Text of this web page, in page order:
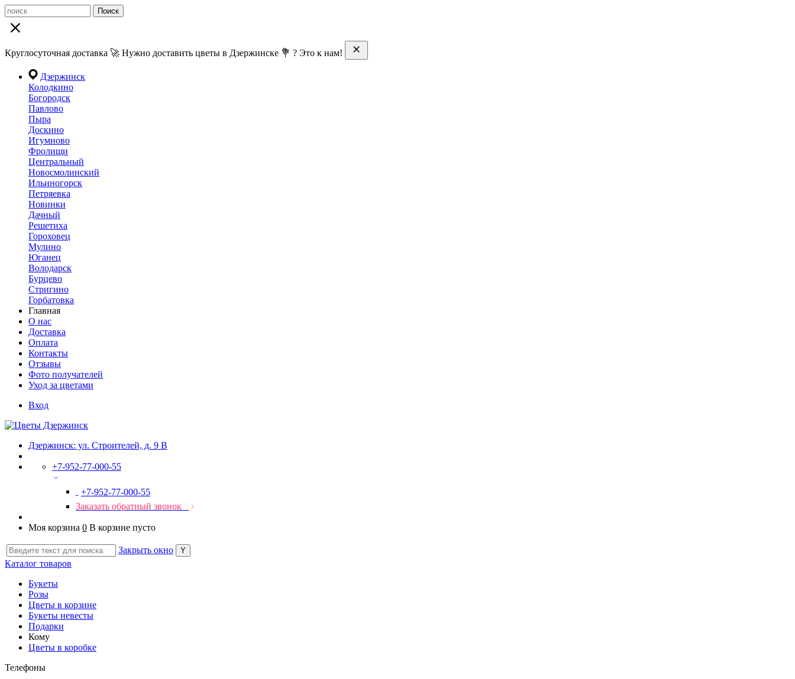
Поиск
Круглосуточная доставка 🚀 Нужно доставить цветы в Дзержинске 💐 ? Это к нам!
Дзержинск
Колодкино
Богородск
Павлово
Пыра
Доскино
Игумново
Фролищи
Центральный
Новосмолинский
Ильиногорск
Петряевка
Новинки
Дачный
Решетиха
Гороховец
Мулино
Юганец
Володарск
Бурцево
Стригино
Горбатовка
Главная
О нас
Доставка
Оплата
Контакты
Отзывы
Фото получателей
Уход за цветами
Вход
Дзержинск: ул. Строителей, д. 9 В
+7-952-77-000-55
+7-952-77-000-55
Заказать обратный звонок
Моя корзина 0 В корзине пусто
Закрыть окно
Каталог товаров
Букеты
Розы
Цветы в корзине
Букеты невесты
Подарки
Кому
Цветы в коробке
Телефоны